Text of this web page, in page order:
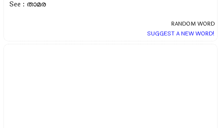
See : താമര
RANDOM WORD
SUGGEST A NEW WORD!